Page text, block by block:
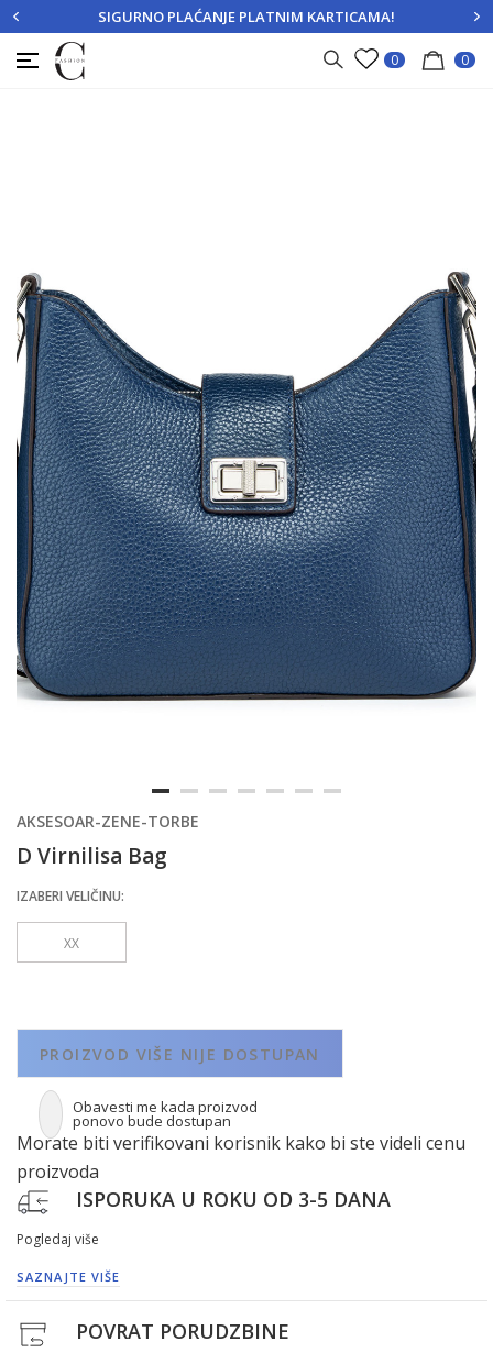
PRIJAVITE SE REGISTRUJTE SE
SIGURNO PLAĆANJE PLATNIM KARTICAMA!
0 0
AKSESOAR-ZENE-TORBE
D Virnilisa Bag
IZABERI VELIČINU:
XX
PROIZVOD VIŠE NIJE DOSTUPAN
Obavesti me kada proizvod
ponovo bude dostupan
Morate biti verifikovani korisnik kako bi ste videli cenu
proizvoda
ISPORUKA U ROKU OD 3-5 DANA
Pogledaj više
SAZNAJTE VIŠE
POVRAT PORUDZBINE